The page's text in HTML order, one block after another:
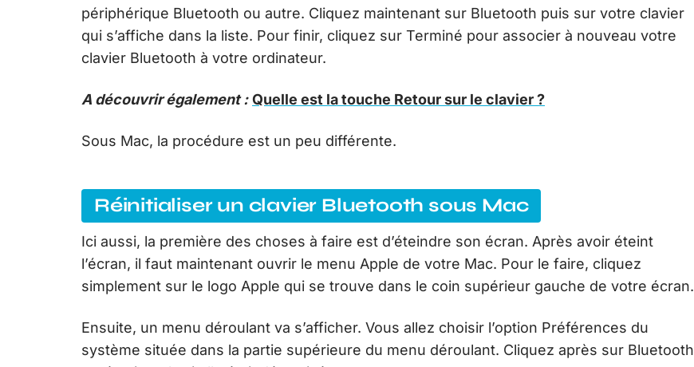
périphérique Bluetooth ou autre. Cliquez maintenant sur Bluetooth puis sur votre clavier
qui s’affiche dans la liste. Pour finir, cliquez sur Terminé pour associer à nouveau votre
clavier Bluetooth à votre ordinateur.
A découvrir également : Quelle est la touche Retour sur le clavier ?
Sous Mac, la procédure est un peu différente.
Réinitialiser un clavier Bluetooth sous Mac
Ici aussi, la première des choses à faire est d’éteindre son écran. Après avoir éteint
l’écran, il faut maintenant ouvrir le menu Apple de votre Mac. Pour le faire, cliquez
simplement sur le logo Apple qui se trouve dans le coin supérieur gauche de votre écran.
Ensuite, un menu déroulant va s’afficher. Vous allez choisir l’option Préférences du
système située dans la partie supérieure du menu déroulant. Cliquez après sur Bluetooth